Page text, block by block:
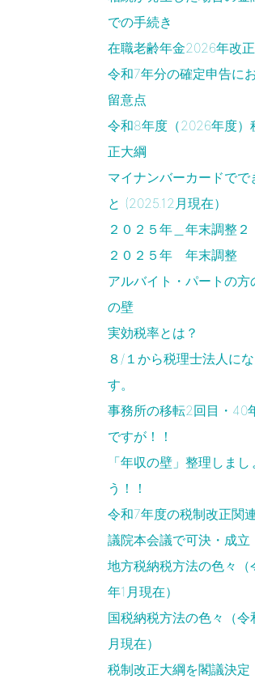
での手続き
在職老齢年金2026年改正
令和7年分の確定申告に
留意点
令和8年度（2026年度）
正大綱
マイナンバーカードでで
と (2025.12月現在）
２０２５年＿年末調整２
２０２５年 年末調整
アルバイト・パートの方
の壁
実効税率とは？
８/１から税理士法人にな
す。
事務所の移転2回目・40
ですが！！
「年収の壁」整理しまし
う！！
令和7年度の税制改正関
議院本会議で可決・成立
地方税納税方法の色々（
年1月現在）
国税納税方法の色々（令
月現在）
税制改正大綱を閣議決定